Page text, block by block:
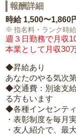
報酬詳細
時給 1,500〜1,860
指名料・ランク時
週３日勤務で月収
本業として月収30
◆昇給あり
あなたのやる気次
◆交通費：別途支
る方もいます
◆各種インセンテ
・表彰制度を毎月
・友人紹介で、最